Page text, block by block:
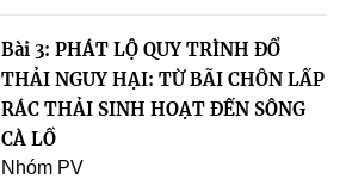
Bài 3: PHÁT LỘ QUY TRÌNH ĐỔ
THẢI NGUY HẠI: TỪ BÃI CHÔN LẤP
RÁC THẢI SINH HOẠT ĐẾN SÔNG
CÀ LỒ
Nhóm PV